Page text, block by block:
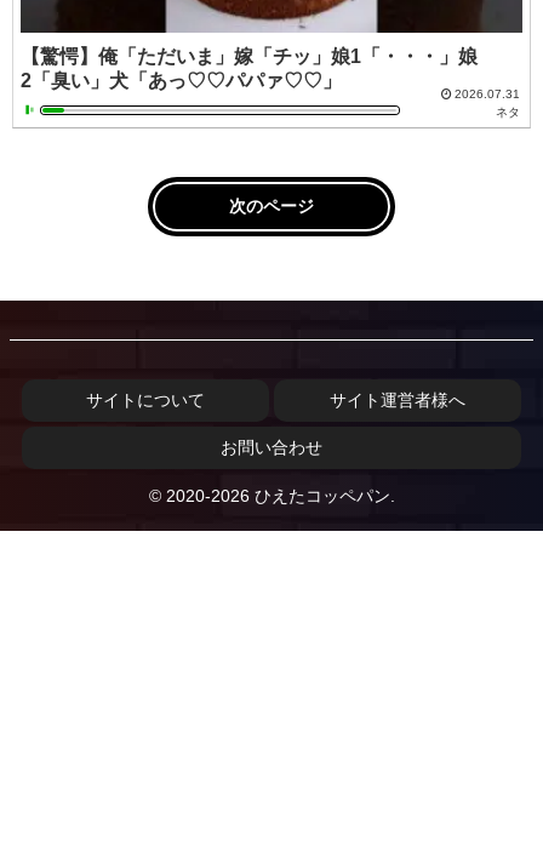
【驚愕】俺「ただいま」嫁「チッ」娘1「・・・」娘
2「臭い」犬「あっ♡♡パパァ♡♡」
2026.07.31
ネタ
次のページ
サイトについて サイト運営者様へ
お問い合わせ
© 2020-2026 ひえたコッペパン.